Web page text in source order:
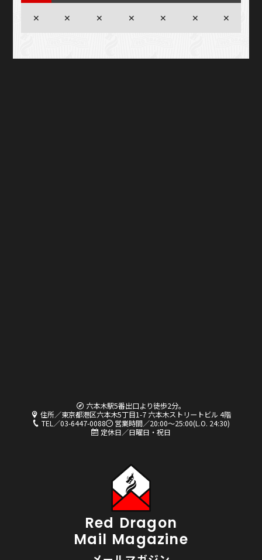
✕ ✕ ✕ ✕ ✕ ✕ ✕
六本木駅5番出口より徒歩2分。
住所／東京都港区六本木5丁目1-7 六本木ストリートビル 4階
TEL／03-6447-0088
営業時間／20:00〜25:00(L.O. 24:30)
定休日／日曜日・祝日
Red Dragon
Mail Magazine